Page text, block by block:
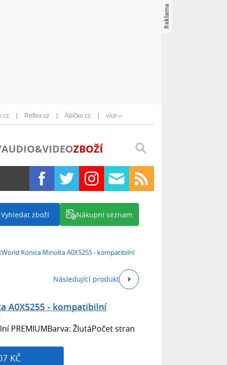
Reflex.cz Ábíčko.cz více
AUDIO&VIDEOZBOŽÍ
Vyhledat zboží Nákupní seznam
Konica Minolta A0X5255 - kompatibilní
Následující produkt
A0X5255 - kompatibilní
PREMIUMBarva: ŽlutáPočet stran
KČ